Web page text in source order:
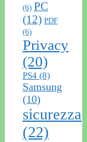
(6) PC
(12) PDF
(6)
Privacy
(20)
PS4 (8)
Samsung
(10)
sicurezza
(22)